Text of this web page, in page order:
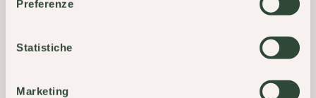
Preferenze
Statistiche
Marketing
ACQUISTA